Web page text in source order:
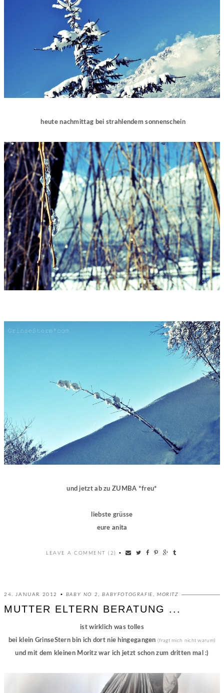
heute nachmittag bei strahlendem sonnenschein
und jetzt ab zu ZUMBA *freu*
liebste grüsse
eure anita
LEAVE A COMMENT (2) •
24. JANUAR 2012 • BABY NO 2,BABYFOTOGRAFIE,MORITZ
MUTTER ELTERN BERATUNG ...
ist wirklich was tolles
bei klein GrinseStern bin ich dort nie hingegangen (fragt mich nicht warum)
und mit dem kleinen Moritz war ich jetzt schon zum dritten mal :)